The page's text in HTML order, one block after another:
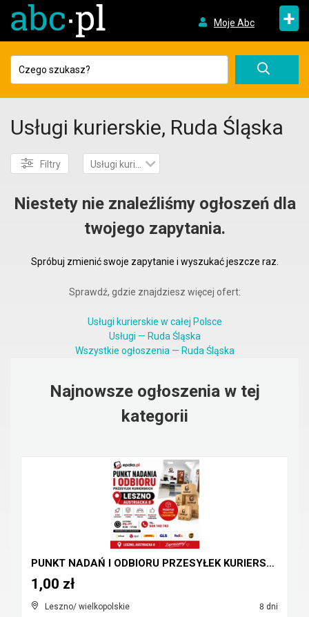
Moje Abc +
Usługi kurierskie, Ruda Śląska
Filtry Usługi kurierskie
Niestety nie znaleźliśmy ogłoszeń dla
twojego zapytania.
Spróbuj zmienić swoje zapytanie i wyszukać jeszcze raz.
Sprawdź, gdzie znajdziesz więcej ofert:
Usługi kurierskie w całej Polsce
Usługi — Ruda Śląska
Wszystkie ogłoszenia — Ruda Śląska
Najnowsze ogłoszenia w tej
kategorii
PUNKT NADAŃ I ODBIORU PRZESYŁEK KURIERSKICH Leszno...
Leszno/ wielkopolskie 8 dni
1,00 zł